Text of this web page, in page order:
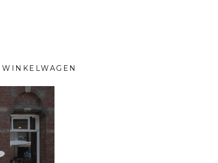
WINKELWAGEN